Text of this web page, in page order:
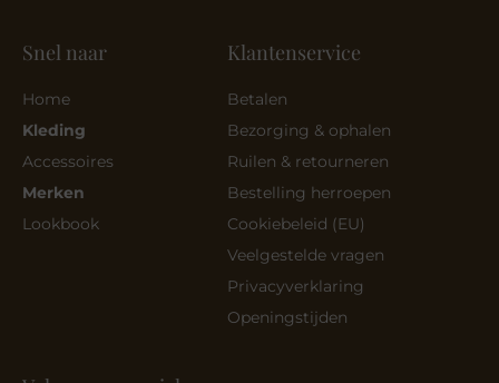
Snel naar
Home
Kleding
Accessoires
Merken
Lookbook
Klantenservice
Betalen
Bezorging & ophalen
Ruilen & retourneren
Bestelling herroepen
Cookiebeleid (EU)
Veelgestelde vragen
Privacyverklaring
Openingstijden